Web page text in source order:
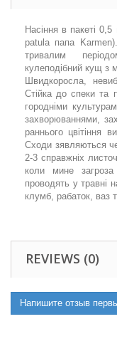
Насіння в пакеті
patula папа
тривалим
кулеподібний кущ з
Швидкоросла,
Стійка до спеки та
городніми
захворюваннями,
раннього цвітіння
Сходи зявляються
2-3 справжніх
коли мине загроза
проводять у травні
клумб, рабаток, ваз
REVIEWS (0)
Напишите отзыв